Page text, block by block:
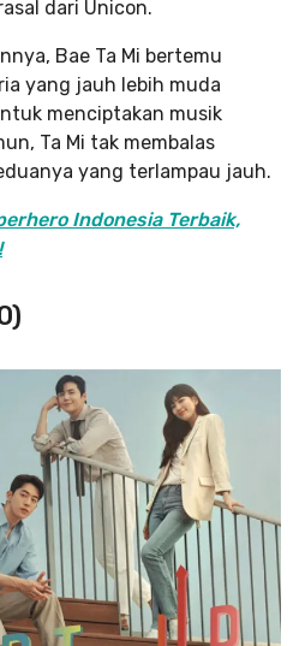
dari Unicon.
Bae Ta Mi bertemu
yang jauh lebih muda
menciptakan musik
Ta Mi tak membalas
yang terlampau jauh.
Indonesia Terbaik,